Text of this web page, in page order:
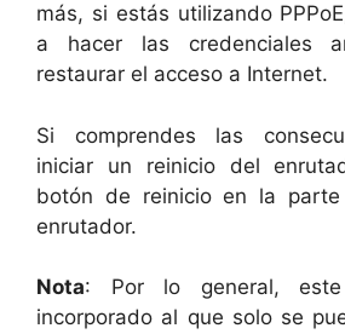
más, si estás utilizando
a hacer las credenciales
restaurar el acceso a Internet.
Si comprendes las
iniciar un reinicio del
botón de reinicio en la
enrutador.
Nota: Por lo general,
incorporado al que solo se